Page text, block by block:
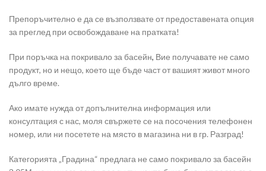
Препоръчително е да се възползвате от предоставената опция
за преглед при освобождаване на пратката!
При поръчка на покривало за басейн, Вие получавате не само
продукт, но и нещо, което ще бъде част от вашият живот много
дълго време.
Ако имате нужда от допълнителна информация или
консултация с нас, моля свържете се на посочения телефонен
номер, или ни посетете на място в магазина ни в гр. Разград!
Категорията „Градина“ предлага не само покривало за басейн